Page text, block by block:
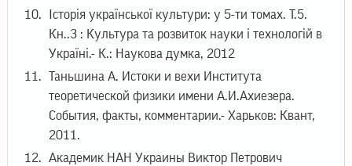
Історія української культури: у 5-ти томах. Т.5.
Кн..3 : Культура та розвиток науки і технологій в
Україні.- К.: Наукова думка, 2012
Таньшина А. Истоки и вехи Института
теоретической физики имени А.И.Ахиезера.
События, факты, комментарии.- Харьков: Квант,
2011.
Академик НАН Украины Виктор Петрович